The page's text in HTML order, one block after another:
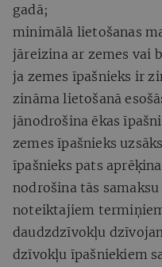
gadā;
minimālā lietošanas
jāreizina ar zemes vai
ja zemes īpašnieks ir
zināma lietošanā
jānodrošina ēkas
zemes īpašnieks
īpašnieks pats
nodrošina tās
noteiktajiem
daudzdzīvokļu
dzīvokļu īpašniekiem